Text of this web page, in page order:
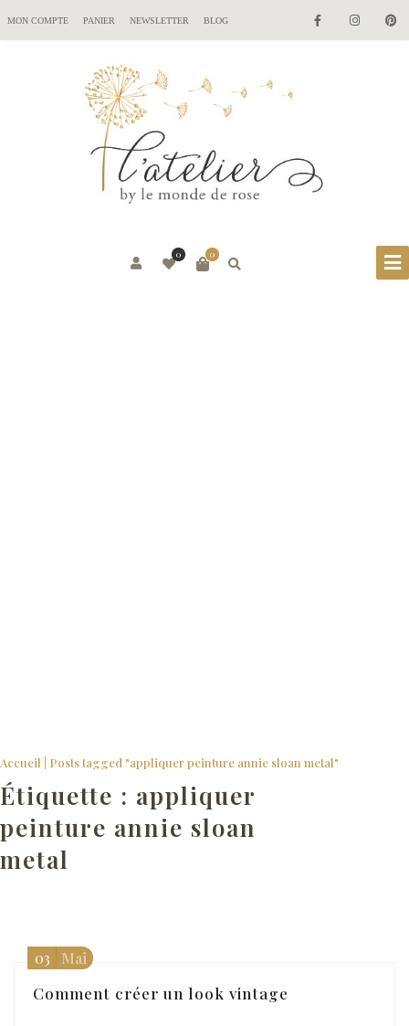
MON COMPTE PANIER NEWSLETTER BLOG
0
0
Accueil Posts tagged "appliquer peinture annie sloan metal"
Étiquette : appliquer
peinture annie sloan
metal
Comment créer un look vintage
03 Mai